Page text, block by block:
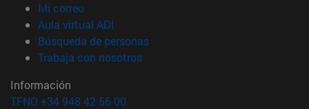
Mi correo(abre en nueva ventana)
Aula virtual ADI
Búsqueda de personas(abre en nueva ventana)
Trabaja con nosotros(abre en nueva ventana)
Información
TFNO +34 948 42 56 00